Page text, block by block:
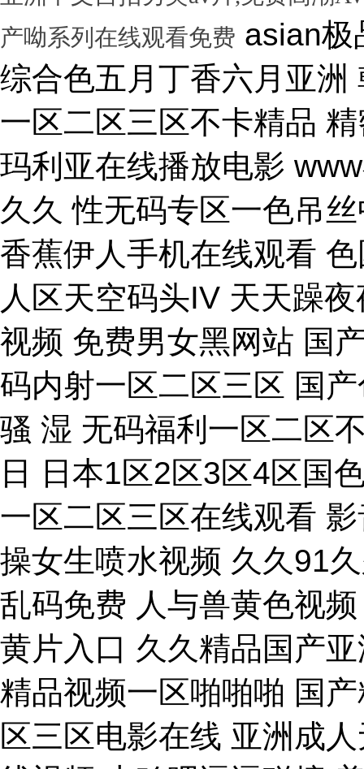
产呦系列在线观看免费 asian极品呦女xx 黑人尻亚洲女人 激情综合色五月丁香六月亚洲 韩国激情电影华丽的外出 国产一区二区三区不卡精品 精密机械一区二区三区天堂 小泽玛利亚在线播放电影 www在线一区 国产v综合v亚洲欧美久久 性无码专区一色吊丝中文字幕 朝鲜美女黑毛bbw 大香蕉伊人手机在线观看 色国产在线视频一区二区 亚洲无人区天空码头IV 天天躁夜夜躁狠狠躁99 15min摘花出血视频 免费男女黑网站 国产综合精品久久99之一 蜜桃臀无码内射一区二区三区 国产色情18一20岁片a片 正在播放骚 湿 无码福利一区二区不卡片 人人妻人人澡人人爽精品日 日本1区2区3区4区国色 口国产成人高清在线播放 精品一区二区三区在线观看 影音先锋aⅤ无码资源网 男生使劲操女生喷水视频 久久91久久久久久久久 欧美乱妇高清无乱码免费 人与兽黄色视频 免费男人日女人 高潮来了 用力黄片入口 久久精品国产亚洲成人av 中国鸡巴插屄屄 国产精品视频一区啪啪啪 国产精品成人无码视频 亚洲一区二区三区电影在线 亚洲成人无码77777 日韩一中文字幕在线视频 大鸡吧逼逼碰撞 美女被干777 全彩无码里番本子库 国产成人无码a区视频在线观看 玩弄放荡人妻一区二区三 黑丝美女自慰被大鸡巴操 日韩精品一区 久久亚洲av不卡一区二区 操你骚逼www 理论片午午伦夜理片久久 中文字幕无码亚洲a人片 美女操大黑鸡巴 老色鬼久久亚洲av按摩 欧美美女人体艺术 逼逼逼逼啊啊嗯嗯啊视频 69成人免费视频无码专区 免费又爽又大又高潮视频 欧美日韩一二三区在线视频 亚洲精品中文字幕第十页 青青操在线观看国产视频 色婷婷亚洲十月十月色天 啊啊啊湿了视频在线观看 三十路四十路五十路熟女 国产一区二区在线观看天堂 女人张开腿让男人桶视频 bibi av 日本69视频在线免费观看 无码人妻一区二区三区一 在线观看激情av一区二区 日日天天日天天谢天天日 国产迷晕三个美女的网站 一本到在线观看免费收看 国产亚洲无遮挡美女视频 日本网站在线观看一区二区 肏 少 妇 屄 在 线 丝袜制服shemale 美女裸体爆乳张开腿喷水 免费看成人午夜福利专区 gv在线无码男男gay 国产重口老太和变态小伙 随时都能干的校园运动会 VIP可见久久伊人婷婷 国产一级毛片一区二区视频 国产精品久久99简爱亚洲 吧吧吧影院伦理片在线观看 国产精品一二三四区视频 日韩区一区二在线观看视频 黄色片《男人操女人逼》 大香蕉久久日韩91蜜桃 30年驾龄老司机告诉你 91亚洲国产成人精品看片 把屌插进女人的逼里视频 大香蕉porn在线视频 成人性生交大片免费看96 最新亚洲人成无码网www电影 男生机桶女生小穴的视频 久久综合给合久久狠狠狠 国产呦系列一区二区三区 国产特级看欧美日韩中文 欧美大肉棒抽插骚逼视频 国产又色又爽无遮挡免费 男人天堂久久久一区二区 日本人与黑人牲交交免费 亚洲大片免费资源网站片 国产精品原创巨av 性感美女被操逼 美女污骚逼喷水白虎白浆 久久久久亚洲日本欧美视频 天天摸夜夜摸夜夜狠狠添 五险交满15能领多少钱 国产一卡二卡三卡四卡兔 国产综合23p 中国东北老熟妇做爰网视频 一级国产片在线观看免费 欧美黑人欧美精品刺激 激情综合色综合啪啪开心 群交视频大鸡巴 国产三级精品三级男人的天堂 么公在果树林征服了小雪 解开奶罩吸奶头高潮AV 丰满多毛的少妇 国产精品亚洲一区二区久久 黑人和中国熟女啪啪视频 香蕉视频成人网在线观看 荷兰小妓女高潮βbbw 日韩一区二区经典在线视频 学长让我夹震蛋自慰给他看 WWW亚洲精品久久久乳 免费看点www逼里逼里 手机亚洲第一页 夫妻性生活黄色一级大片 久久综合九色 免费看欧美日韩特级黄片 美女高潮久久免费观看国产 又粗又大又硬毛片免费看 欧美日韩成人大片p内射 草莓视频成视频在线观看 无码专区 人妻系列 在线 日本不卡一区二区三区四区 三级片在线观看国产三级 办公室国产a国产片免费 久久无码!视频 国产成年无码aⅤ片在线 大鸡巴插美女小穴动态图 国产亚洲aaa在线观看 一级二级三一片内射视频 在线观看欧美视频一区二区 被玩环了外高冷老师动漫 动漫男女操鸡巴射精网站 啊啊啊啊大鸡巴操我视频 婷婷综合久久中文字幕蜜桃三电影 色婷五月综激情亚洲综合 久久精品国产自清天天线 日本免费播放一区二区视频 丰满多毛的少妇 舔骚妇淫穴网站 最好看免费观看高清大全 99国产欧美另类久久片 人体艺术在线观看 成在人线视频男人的天堂 国产成人视a片品免费 东京热无码av一区二区 一道本中文字幕在线观看 嗯～好爽射进去强奸啊～ 真人作爱试看120分钟 在线观看国产三级片视频 国产极品高颜值美女到高潮 国产精品高清国产三级av 久久久无码专区中文字幕 推特网红91露出樱桃味 日本不卡码一区二区三区 小骚逼啪啪视频 男男无专砖码高清在线观看 亚洲精